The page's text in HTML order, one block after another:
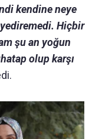
kendine neye
Hiçbir
şu an yoğun
olup karşı